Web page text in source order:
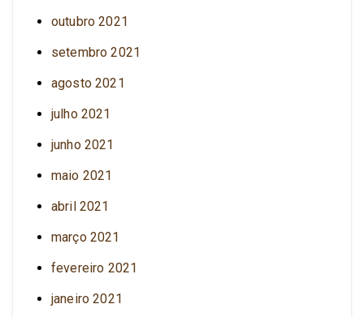
outubro 2021
setembro 2021
agosto 2021
julho 2021
junho 2021
maio 2021
abril 2021
março 2021
fevereiro 2021
janeiro 2021